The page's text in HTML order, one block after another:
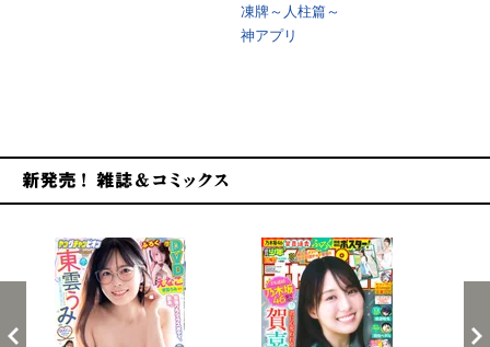
凍牌～人柱篇～
神アプリ